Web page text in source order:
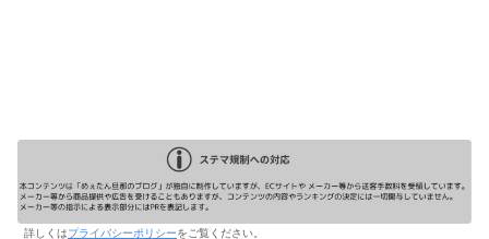
詳しくはプライバシーポリシーをご覧ください。